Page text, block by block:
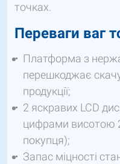
точках.
Переваги ваг
Платформа з
перешкоджає
продукції;
2 яскравих LCD
цифрами висотою
покупця);
Запас міцності